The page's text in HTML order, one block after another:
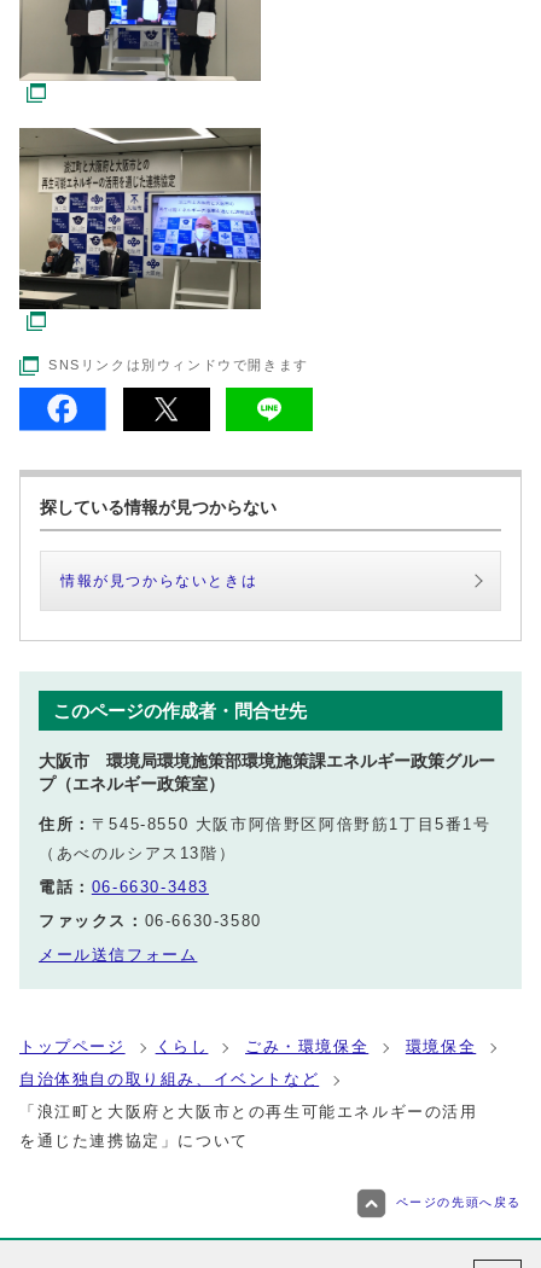
SNSリンクは別ウィンドウで開きます
探している情報が見つからない
情報が見つからないときは
このページの作成者・問合せ先
大阪市 環境局環境施策部環境施策課エネルギー政策グルー
プ（エネルギー政策室）
住所： 〒545-8550 大阪市阿倍野区阿倍野筋1丁目5番1号
（あべのルシアス13階）
電話： 06-6630-3483
ファックス： 06-6630-3580
メール送信フォーム
トップページ くらし ごみ・環境保全
環境保全
自治体独自の取り組み、イベントなど
「浪江町と大阪府と大阪市との再生可能エネルギーの活用
を通じた連携協定」について
ページの先頭へ戻る